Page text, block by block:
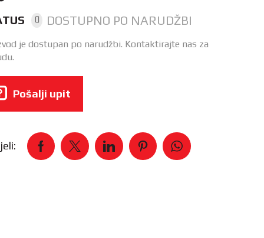
DOSTUPNO PO NARUDŽBI
je dostupan po narudžbi. Kontaktirajte nas za
Pošalji upit